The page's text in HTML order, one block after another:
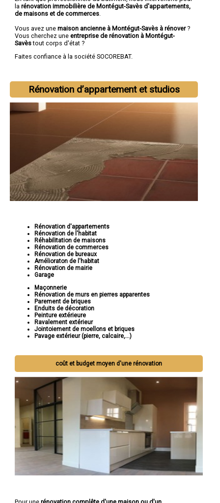
la rénovation immobilière de Montégut-Savès d'appartements,
de maisons et de commerces
Vous avez une maison ancienne à Montégut-Savès à rénover?
Vous cherchez une entreprise de rénovation à Montégut-
Savèstout corps d'état ?
Faites confiance à la société SOCOREBAT.
Rénovation d’appartement et studios
Rénovation d'appartements
Rénovation de l'habitat
Réhabilitation de maisons
Rénovation de commerces
Rénovation de bureaux
Amélioraton de l'habitat
Rénovation de mairie
Garage
Maçonnerie
Rénovation de murs en pierres apparentes
Parement de briques
Enduits de décoration
Peinture extérieure
Ravalement extérieur
Jointoiement de moellons et briques
Pavage extérieur (pierre, calcaire,...)
coût et budget moyen d'une rénovation